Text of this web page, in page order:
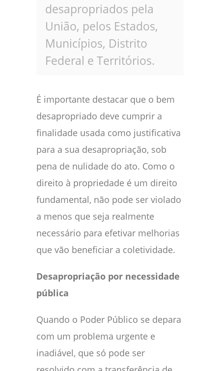
desapropriados pela
União, pelos Estados,
Municípios, Distrito
Federal e Territórios.
É importante destacar que o bem
desapropriado deve cumprir a
finalidade usada como justificativa
para a sua desapropriação, sob
pena de nulidade do ato. Como o
direito à propriedade é um direito
fundamental, não pode ser violado
a menos que seja realmente
necessário para efetivar melhorias
que vão beneficiar a coletividade.
Desapropriação por necessidade
pública
Quando o Poder Público se depara
com um problema urgente e
inadiável, que só pode ser